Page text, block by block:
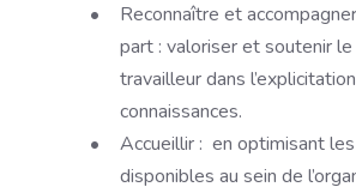
Reconnaître et
part : valoriser et soutenir
travailleur dans
connaissances.
Accueillir : en optimisant
disponibles au sein de